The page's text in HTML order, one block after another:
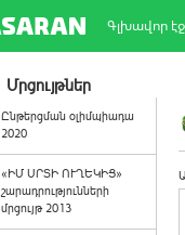
Գլխավոր էջ
Մրցույթներ
Ընթերցման օլիմպիադա
2020
«ԻՄ ՍՐՏԻ ՈՒՂԵԿԻՑ»
շարադրությունների
մրցույթ 2013